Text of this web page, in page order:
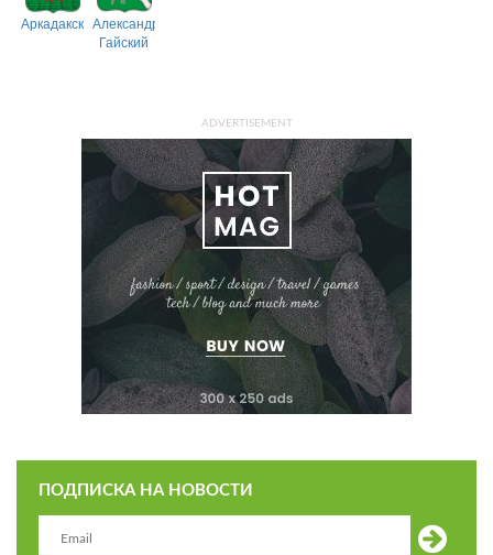
АркадакскийАлександрово-
Гайский
ADVERTISEMENT
ПОДПИСКА НА НОВОСТИ